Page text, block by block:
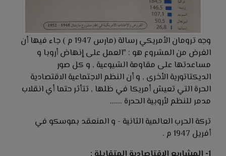
وجه ترومان الأمريكي رسالة (مارس 1947 م ) جاء فيها أن
الغرض من المشروع هو : "العمل على إنهاض أروبا و
مساعدتها على مقاومة الشيوعية , و كل صور
الديكتاتورية الأخرى , و أن النظم الاجتماعية الاقتصادية
الحرة التي تعيش أمريكا في ظلها , تتأثر حتما أي انقلاب
مدمر للنظم لأروبية الحدرة ......
تركة الحرب العالمية الثانية - و المنعقد بموسكو في
أفريل 1947 م .